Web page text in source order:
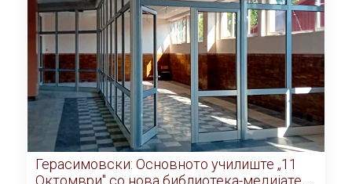
Герасимовски: Основното училиште „11
Октомври" со нова библиотека-медијатека